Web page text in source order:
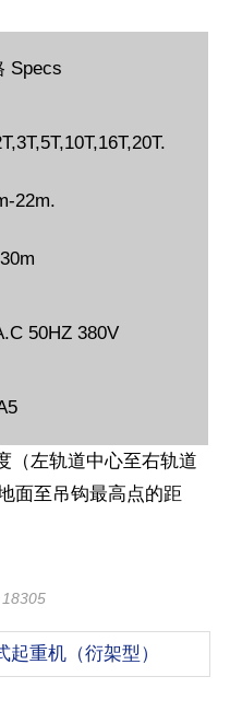
Specs
22m.
50HZ 380V
（左轨道中心至右轨道
面至吊钩最高点的距
重机（衍架型）